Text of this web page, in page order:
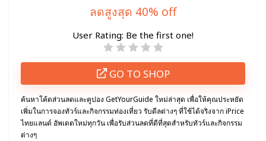
ลดสูงสุด 40% off
User Rating: Be the first one!
GO TO SHOP
ค้นหาโค้ดส่วนลดและคูปอง GetYourGuide ใหม่ล่าสุด เพื่อให้คุณประหยัด
เพิ่มในการจองทัวร์และกิจกรรมท่องเที่ยว รับดีลต่างๆ ที่ใช้ได้จริงจาก iPrice
ไทยแลนด์ อัพเดตใหม่ทุกวัน เพื่อรับส่วนลดที่ดีที่สุดสำหรับทัวร์และกิจกรรม
ต่างๆ